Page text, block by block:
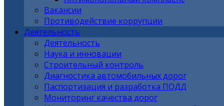
Вакансии
Противодействие коррупции
Деятельность
Деятельность
Наука и инновации
Строительный контроль
Диагностика автомобильных дорог
Паспортизация и разработка ПОДД
Мониторинг качества дорог